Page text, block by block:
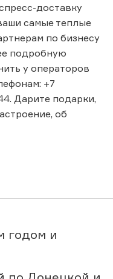
доставку
самые теплые
по бизнесу
подробную
у операторов
+7
Дарите подарки,
об
годом и